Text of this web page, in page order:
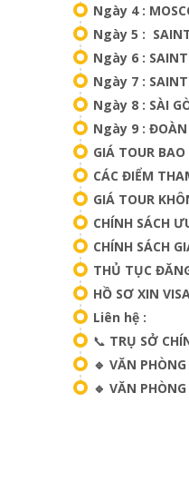
Ngày 4 :
Ngày 5 : SAINT
Ngày 6 : SAINT
Ngày 7 : SAINT
Ngày 8 : SÀI
Ngày 9 : ĐOÀN
GIÁ TOUR BAO
CÁC ĐIỂM
GIÁ TOUR
CHÍNH SÁCH
CHÍNH SÁCH
THỦ TỤC
HỒ SƠ XIN
Liên hệ :
📞 TRỤ SỞ
🔹 VĂN
🔹 VĂN